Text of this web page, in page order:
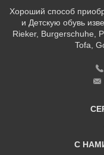
Хороший способ
и Детскую обувь
Rieker, Burgerschuhe,
Tofa,
C